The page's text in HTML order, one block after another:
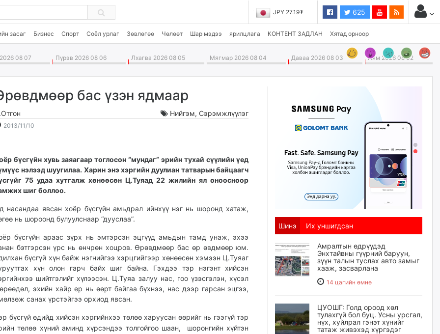
JPY 27.19₮ 625
засаг Бизнес Спорт Соёл урлаг Зөвлөгөө Чөлөөт Шар мэдээ ярилцлага КОНТЕНТ ЗАДЛАН Хятад орноор
08 07 Пүрэв 2026 08 06 Лхагва 2026 08 05 Мягмар 2026 08 04 Даваа 2026 08 03 Ням 2026 08 02
бас үзэн ядмаар
Нийгэм, Сэрэмжлүүлэг
2013/11/10
15:18:56
06:14:21
бүсгүйн хувь заяагаар тоглосон “мундаг” эрийн тухай сүүлийн үед
нэлээд шуугилаа. Харин энэ хэргийн дуулиан татварын байцаагч
75 удаа хутгалж хөнөөсөн Ц.Туяад 22 жилийн ял оноосноор
шиг боллоо.
насандаа явсан хоёр бүсгүйн амьдрал ийнхүү нэг нь шоронд хатаж,
нь шороонд булуулснаар “дууслаа”.
бүсгүйн араас зүрх нь эмтэрсэн эцгүүд амьдын тамд унаж, эхээ
бэтгэрсэн үрс нь өнчрөн хоцров. Өрөвдмөөр бас өр өвдмөөр юм.
бүсгүй хүн байж нэгнийгээ хэрцгийгээр хөнөөсөн хэмээн Ц.Туяаг
хүн олон гарч байх шиг байна. Гэхдээ тэр нэгэнт хийсэн
шийтгэлийг хүлээсэн. Ц.Туяа залуу нас, гоо үзэсгэлэн, хүсэл
эхийн хайр ер нь өөрт байгаа бүхнээ, нас дээр гарсан эцгээ,
санах үрстэйгээ орхиод явсан.
бүсгүй өдийд хийсэн хэргийнхээ төлөө харуусан өөрийг нь гээгүй тэр
төлөө хүний аминд хүрсэндээ толгойгоо шаан, шоронгийн хүйтэн
Шинэ Их уншигдсан
Амралтын өдрүүдэд
Энхтайвны гүүрний баруун,
зүүн талын туслах авто замыг
хааж, засварлана
14 цагийн өмнө
ЦУОШГ: Голд ороод хөл
тулахгүй бол буц. Усны урсгал,
нүх, хуйлрал гэнэт хүнийг
татаж живэхэд хүргэдэг